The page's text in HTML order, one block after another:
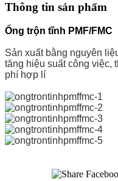
Thông tin sản phẩm
Ống trộn tĩnh PMF/FMC
Sản xuất bằng nguyên
tăng hiệu suất công việc,
phí hợp lí